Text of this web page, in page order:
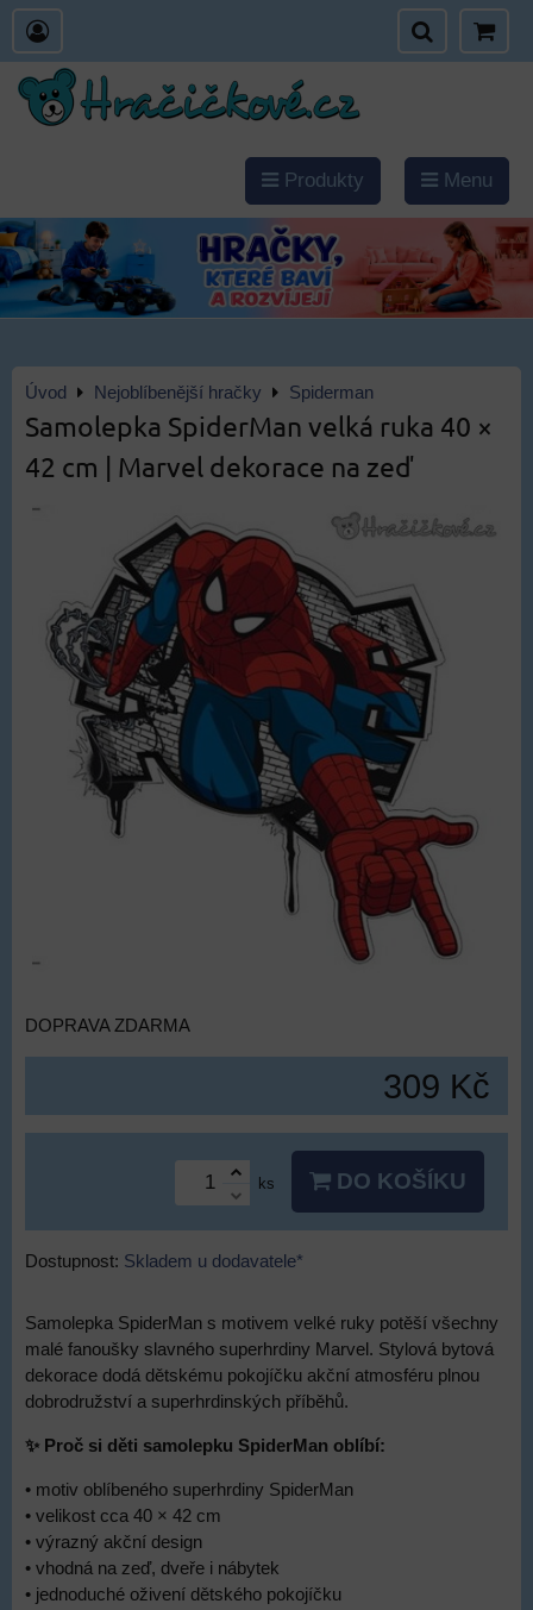
Produkty Menu
Úvod Nejoblíbenější hračky Spiderman
Samolepka SpiderMan velká ruka 40 ×
42 cm | Marvel dekorace na zeď
DOPRAVA ZDARMA
309 Kč
ks DO KOŠÍKU
Dostupnost: Skladem u dodavatele*
Samolepka SpiderMan s motivem velké ruky potěší všechny
malé fanoušky slavného superhrdiny Marvel. Stylová bytová
dekorace dodá dětskému pokojíčku akční atmosféru plnou
dobrodružství a superhrdinských příběhů.
✨ Proč si děti samolepku SpiderMan oblíbí:
• motiv oblíbeného superhrdiny SpiderMan
• velikost cca 40 × 42 cm
• výrazný akční design
• vhodná na zeď, dveře i nábytek
• jednoduché oživení dětského pokojíčku